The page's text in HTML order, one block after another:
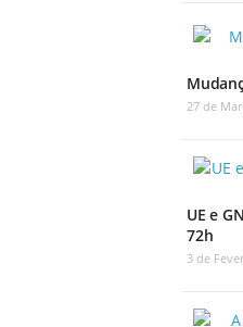
27 de
UE e
72h
3 de